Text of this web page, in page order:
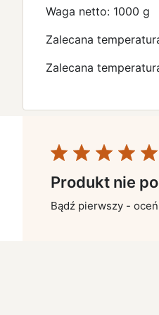
Waga netto: 1000 g
Zalecana
Zalecana
Produkt nie
Bądź pierwszy -